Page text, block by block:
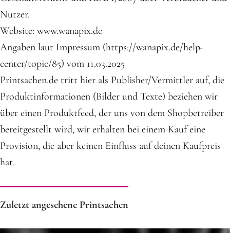
Nutzer.
Website: www.wanapix.de
Angaben laut Impressum (https://wanapix.de/help-
center/topic/85) vom 11.03.2025
Printsachen.de tritt hier als Publisher/Vermittler auf, die
Produktinformationen (Bilder und Texte) beziehen wir
über einen Produktfeed, der uns von dem Shopbetreiber
bereitgestellt wird, wir erhalten bei einem Kauf eine
Provision, die aber keinen Einfluss auf deinen Kaufpreis
hat.
Zuletzt angesehene Printsachen